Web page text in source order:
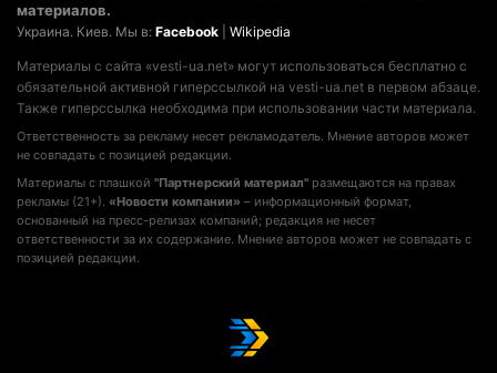
материалов.
Украина. Киев. Мы в: Facebook Wikipedia
Материалы с сайта «vesti-ua.net» могут использоваться бесплатно с
обязательной активной гиперссылкой на vesti-ua.net в первом абзаце.
Также гиперссылка необходима при использовании части материала.
Ответственность за рекламу несет рекламодатель. Мнение авторов может
не совпадать с позицией редакции.
Материалы с плашкой "Партнерский материал" размещаются на правах
рекламы (21+). «Новости компании» – информационный формат,
основанный на пресс-релизах компаний; редакция не несет
ответственности за их содержание. Мнение авторов может не совпадать с
позицией редакции.